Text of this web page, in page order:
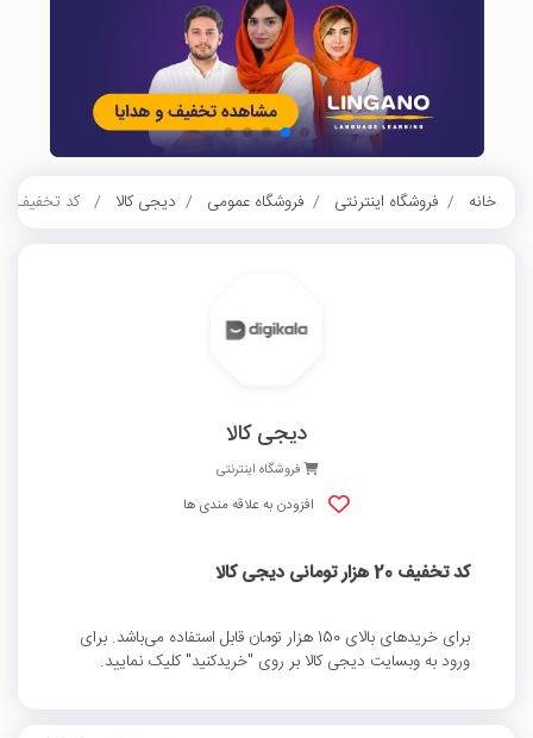
خانه فروشگاه اینترنتی فروشگاه عمومی دیجی کالا کد تخفیف 20 هزار تومانی دیجی کالا
دیجی کالا
فروشگاه اینترنتی
افزودن به علاقه مندی ها
کد تخفیف 20 هزار تومانی دیجی کالا
برای خریدهای بالای 150 هزار تومان قابل استفاده می‌باشد. برای
ورود به وبسایت دیجی کالا بر روی "خریدکنید" کلیک نمایید.